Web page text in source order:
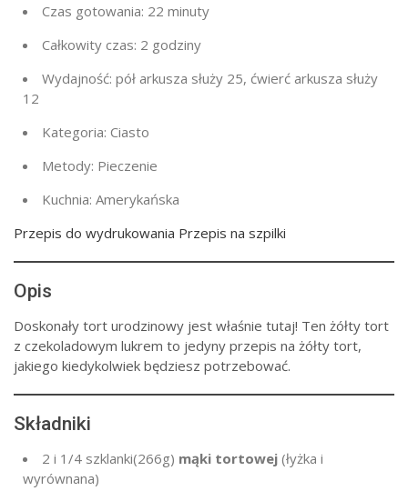
Czas gotowania: 22 minuty
Całkowity czas: 2 godziny
Wydajność: pół arkusza służy 25, ćwierć arkusza służy
12
Kategoria: Ciasto
Metody: Pieczenie
Kuchnia: Amerykańska
Przepis do wydrukowania Przepis na szpilki
Opis
Doskonały tort urodzinowy jest właśnie tutaj! Ten żółty tort
z czekoladowym lukrem to jedyny przepis na żółty tort,
jakiego kiedykolwiek będziesz potrzebować.
Składniki
2 i 1/4 szklanki(266g) mąki tortowej (łyżka i
wyrównana)